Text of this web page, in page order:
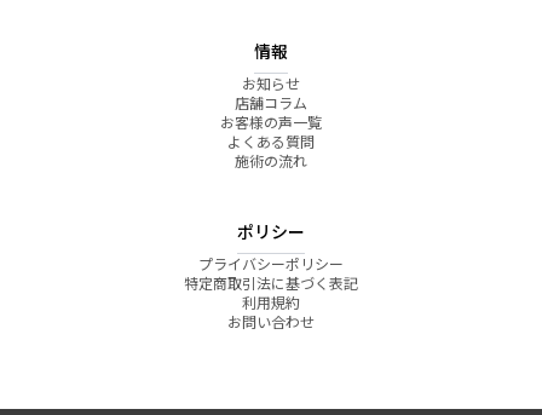
情報
お知らせ
店舗コラム
お客様の声一覧
よくある質問
施術の流れ
ポリシー
プライバシーポリシー
特定商取引法に基づく表記
利用規約
お問い合わせ